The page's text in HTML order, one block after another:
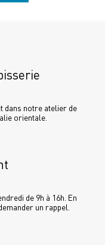
dans notre atelier de
orientale.
de 9h à 16h. En
un rappel.